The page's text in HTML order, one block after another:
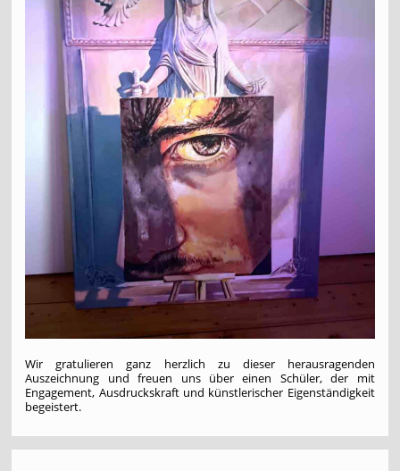
Wir gratulieren ganz herzlich zu dieser herausragenden
Auszeichnung und freuen uns über einen Schüler, der mit
Engagement, Ausdruckskraft und künstlerischer Eigenständigkeit
begeistert.